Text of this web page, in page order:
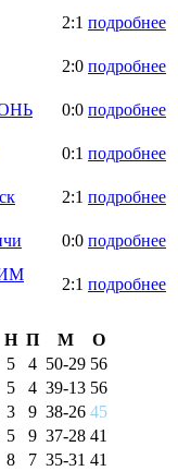
2:1 подробнее
2:0 подробнее
0:0 подробнее
0:1 подробнее
2:1 подробнее
0:0 подробнее
2:1 подробнее
Н П М
О
5 4 50-29 56
5 4 39-13 56
3 9 38-26 45
5 9 37-28 41
8 7 35-31 41